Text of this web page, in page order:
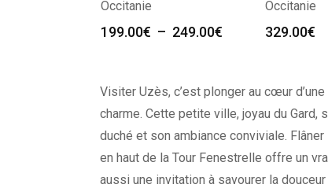
Occitanie
199.00€ – 249.00€
Occitanie
329.00€
Visiter Uzès, c’est plonger au cœur
charme. Cette petite ville, joyau du
duché et son ambiance conviviale.
en haut de la Tour Fenestrelle offre un
aussi une invitation à savourer la